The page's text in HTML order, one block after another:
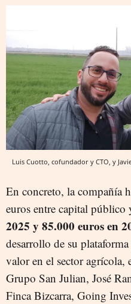
Luis Cuotto, cofundador y CTO, y
En concreto, la compañía
euros entre capital público
2025 y 85.000 euros en
desarrollo de su
valor en el sector agrícola,
Grupo San Julian, José
Finca Bizcarra, Going